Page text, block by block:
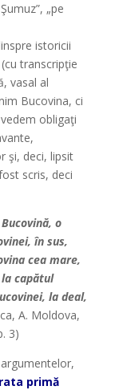
„pe
istoricii
transcripţie
vasal al
Bucovina, ci
obligaţi
şi, deci, lipsit
scris, deci
o
în sus,
cea mare,
capătul
la deal,
A. Moldova,
3)
primă